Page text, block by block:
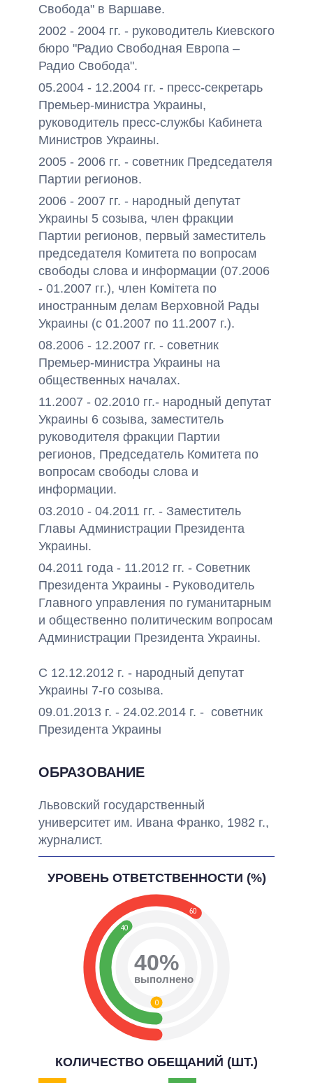
Свобода" в Варшаве.
2002 - 2004 гг. - руководитель Киевского
бюро "Радио Свободная Европа –
Радио Свобода".
05.2004 - 12.2004 гг. - пресс-секретарь
Премьер-министра Украины,
руководитель пресс-службы Кабинета
Министров Украины.
2005 - 2006 гг. - советник Председателя
Партии регионов.
2006 - 2007 гг. - народный депутат
Украины 5 созыва, член фракции
Партии регионов, первый заместитель
председателя Комитета по вопросам
свободы слова и информации (07.2006
- 01.2007 гг.), член Комітета по
иностранным делам Верховной Рады
Украины (с 01.2007 по 11.2007 г.).
08.2006 - 12.2007 гг. - советник
Премьер-министра Украины на
общественных началах.
11.2007 - 02.2010 гг.- народный депутат
Украины 6 созыва, заместитель
руководителя фракции Партии
регионов, Председатель Комитета по
вопросам свободы слова и
информации.
03.2010 - 04.2011 гг. - Заместитель
Главы Администрации Президента
Украины.
04.2011 года - 11.2012 гг. - Советник
Президента Украины - Руководитель
Главного управления по гуманитарным
и общественно политическим вопросам
Администрации Президента Украины.
С 12.12.2012 г. - народный депутат
Украины 7-го созыва.
09.01.2013 г. - 24.02.2014 г. - советник
Президента Украины
ОБРАЗОВАНИЕ
Львовский государственный
университет им. Ивана Франко, 1982 г.,
журналист.
УРОВЕНЬ ОТВЕТСТВЕННОСТИ (%)
60
40
0
40%
выполнено
КОЛИЧЕСТВО ОБЕЩАНИЙ (ШТ.)